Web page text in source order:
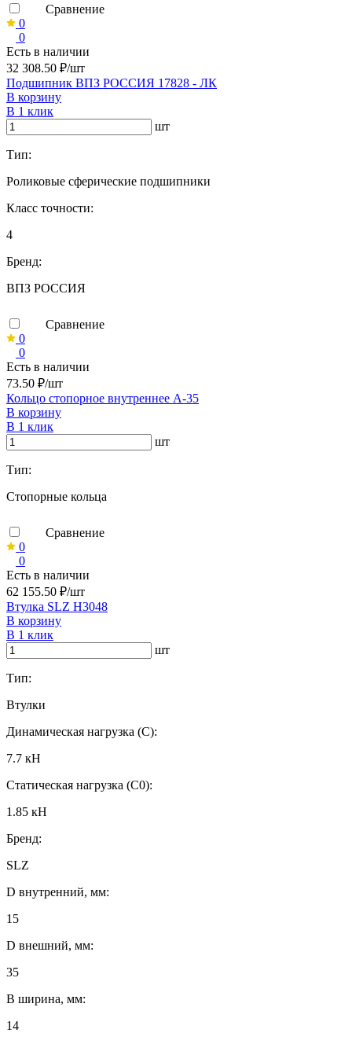
Сравнение
0
0
Есть в наличии
32 308.50 ₽/шт
Подшипник ВПЗ РОССИЯ 17828 - ЛК
В корзину
В 1 клик
шт
Тип:
Роликовые сферические подшипники
Класс точности:
4
Бренд:
ВПЗ РОССИЯ
Сравнение
0
0
Есть в наличии
73.50 ₽/шт
Кольцо стопорное внутреннее А-35
В корзину
В 1 клик
шт
Тип:
Стопорные кольца
Сравнение
0
0
Есть в наличии
62 155.50 ₽/шт
Втулка SLZ H3048
В корзину
В 1 клик
шт
Тип:
Втулки
Динамическая нагрузка (C):
7.7 кН
Статическая нагрузка (C0):
1.85 кН
Бренд:
SLZ
D внутренний, мм:
15
D внешний, мм:
35
B ширина, мм:
14